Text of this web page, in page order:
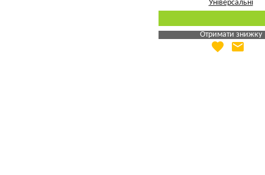
Отримати знижку
Яка Ваша ціна
favorite email